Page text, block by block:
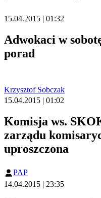
15.04.2015 | 01:32
Adwokaci w
porad
Krzysztof Sobczak
15.04.2015 | 01:02
Komisja ws.
zarządu
uproszczona
PAP
14.04.2015 | 23:35